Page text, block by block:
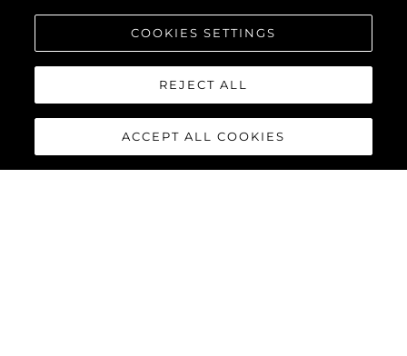
COOKIES SETTINGS
REJECT ALL
ACCEPT ALL COOKIES